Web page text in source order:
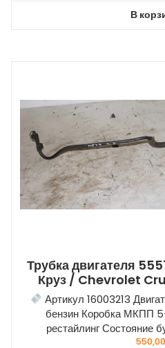
В
Трубка двигателя
Круз / Chevrolet
Артикул 16003213
бензин Коробка МКПП
рестайлинг
550,00